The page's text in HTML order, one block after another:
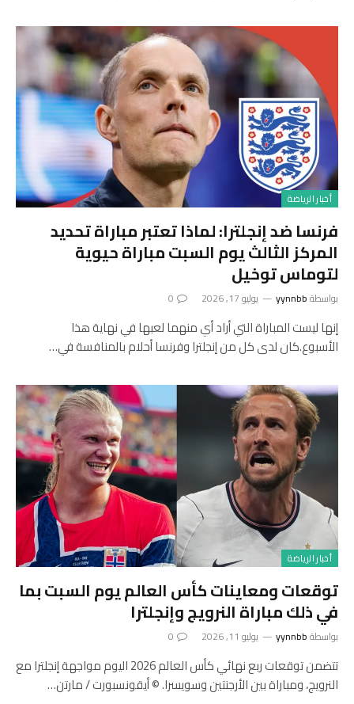
أخبار الرياضة
فرنسا ضد إنجلترا: لماذا تعتبر مباراة تحديد
المركز الثالث يوم السبت مباراة حيوية
لتوماس توخيل
بواسطةyynnbb يوليو 17, 2026 0
إنها ليست المباراة التي أراد أي منهما لعبها في نهاية هذا
الأسبوع.كان لدى كل من إنجلترا وفرنسا أحلام بالمنافسة في…
أخبار الرياضة
توقعات ومعاينات كأس العالم يوم السبت بما
في ذلك مباراة النرويج وإنجلترا
بواسطةyynnbb يوليو 11, 2026 0
تتضمن توقعات ربع نهائي كأس العالم 2026 اليوم مواجهة إنجلترا مع
النرويج، ومباراة بين الأرجنتين وسويسرا. © أيقونسبورت / مارتن…